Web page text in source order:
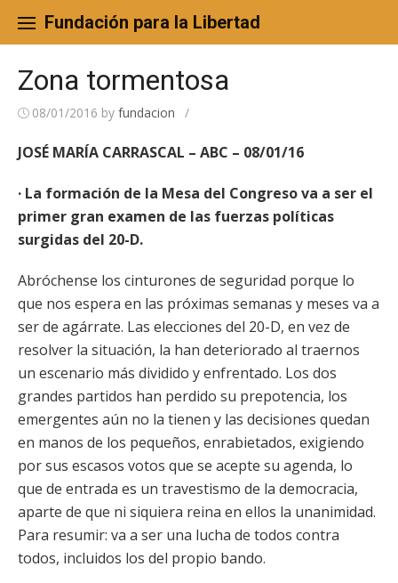
content
Fundación para la Libertad
Zona tormentosa
08/01/2016 by fundacion /
JOSÉ MARÍA CARRASCAL – ABC – 08/01/16
· La formación de la Mesa del Congreso va a ser el
primer gran examen de las fuerzas políticas
surgidas del 20-D.
Abróchense los cinturones de seguridad porque lo
que nos espera en las próximas semanas y meses va a
ser de agárrate. Las elecciones del 20-D, en vez de
resolver la situación, la han deteriorado al traernos
un escenario más dividido y enfrentado. Los dos
grandes partidos han perdido su prepotencia, los
emergentes aún no la tienen y las decisiones quedan
en manos de los pequeños, enrabietados, exigiendo
por sus escasos votos que se acepte su agenda, lo
que de entrada es un travestismo de la democracia,
aparte de que ni siquiera reina en ellos la unanimidad.
Para resumir: va a ser una lucha de todos contra
todos, incluidos los del propio bando.